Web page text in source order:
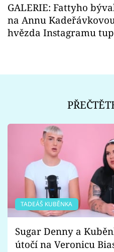
GALERIE: Fattyho
na Annu
hvězda Instagramu
TADEÁŠ KUBĚNKA
Sugar Denny a
útočí na Veronicu